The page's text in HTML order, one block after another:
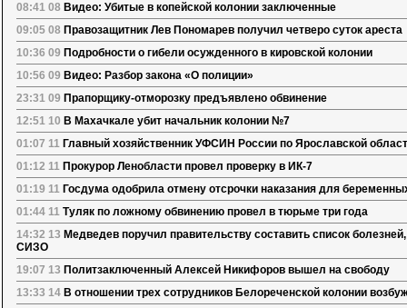
08:41 08 Видео: Убитые в копейской колонии заключенные
09:05 08 Правозащитник Лев Пономарев получил четверо суток ареста
10:36 09 Подробности о гибели осужденного в кировской колонии
10:56 09 Видео: Разбор закона «О полиции»
23:31 09 Прапорщику-отморозку предъявлено обвинение
12:51 10 В Махачкале убит начальник колонии №7
01:07 11 Главный хозяйственник УФСИН России по Ярославской
01:12 11 Прокурор Ленобласти провел проверку в ИК-7
01:19 11 Госдума одобрила отмену отсрочки наказания для
01:44 11 Туляк по ложному обвинению провел в тюрьме три года
14:32 13 Медведев поручил правительству составить список
СИЗО
19:07 13 Политзаключенный Алексей Никифоров вышел на свободу
13:33 14 В отношении трех сотрудников Белореченской колонии